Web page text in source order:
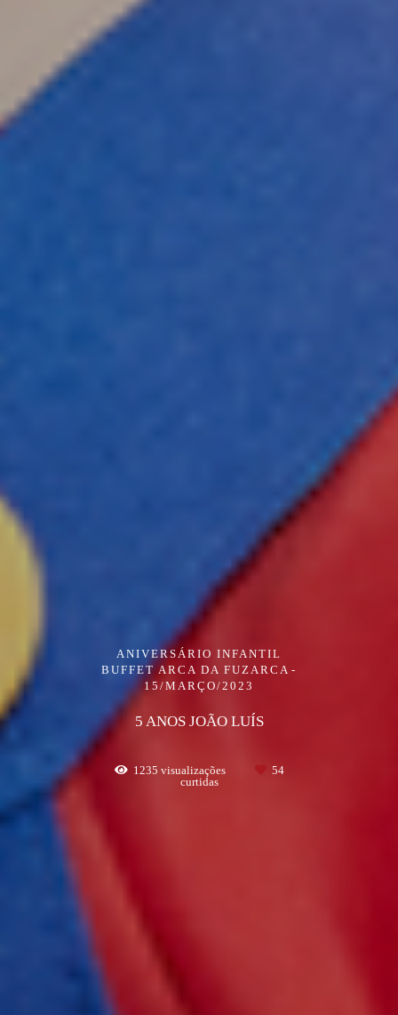
ANIVERSÁRIO INFANTIL
BUFFET ARCA DA FUZARCA
15/MARÇO/2023
5 ANOS JOÃO LUÍS
1235 visualizações
54
curtidas